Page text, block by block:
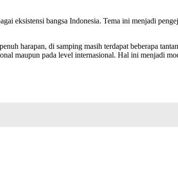
eksistensi bangsa Indonesia. Tema ini menjadi
harapan, di samping masih terdapat beberapa
maupun pada level internasional. Hal ini menjadi